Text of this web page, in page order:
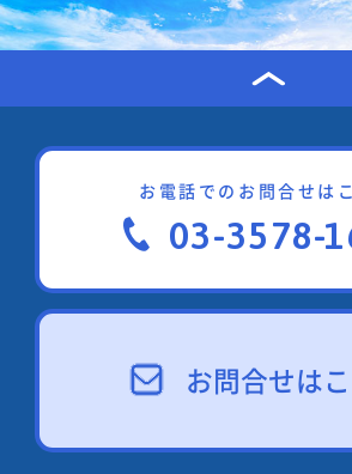
お電話でのお問合せは
03-3578-
お問合せは